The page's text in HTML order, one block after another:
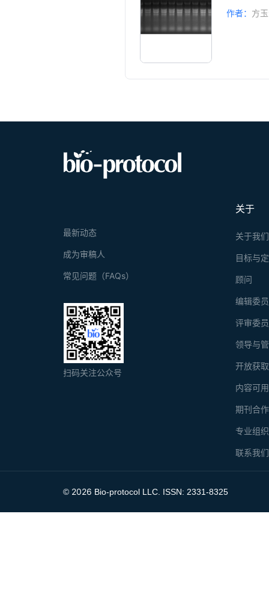
作者： 方
关于
关于我们
目标与
顾问
编辑委
评审委
领导与
开放获
内容可
期刊合
专业组
联系我们
最新动态
成为审稿人
常见问题（FAQs）
扫码关注公众号
© 2026 Bio-protocol LLC. ISSN: 2331-8325